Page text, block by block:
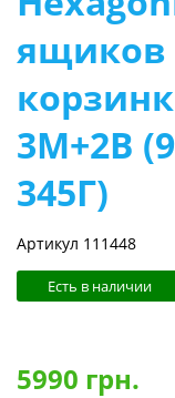
ящиков
3М+2В
345Г)
Артикул 111448
Есть в наличии
5990 грн.